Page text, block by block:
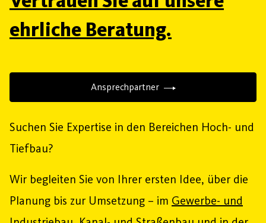
ehrliche Beratung.
Ansprechpartner
Suchen Sie Expertise in den Bereichen Hoch- und
Tiefbau?
Wir begleiten Sie von Ihrer ersten Idee, über die
Planung bis zur Umsetzung – im Gewerbe- und